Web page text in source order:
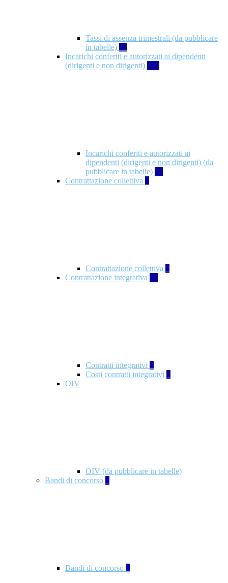
Tassi di assenza trimestrali (da pubblicare
in tabelle) 12
Incarichi conferiti e autorizzati ai dipendenti
(dirigenti e non dirigenti) 490
Incarichi conferiti e autorizzati ai
dipendenti (dirigenti e non dirigenti) (da
pubblicare in tabelle) 18
Contrattazione collettiva 2
Contrattazione collettiva 2
Contrattazione integrativa 10
Contratti integrativi 3
Costi contratti integrativi 1
OIV
OIV (da pubblicare in tabelle)
Bandi di concorso 2
Bandi di concorso 2